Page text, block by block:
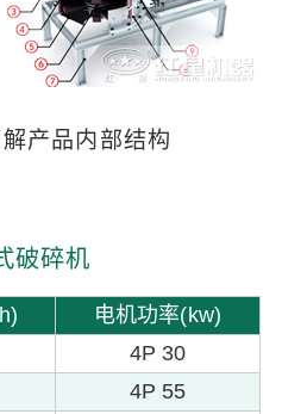
产品内部结构
破碎机
电机功率(kw)
4P 30
4P 55